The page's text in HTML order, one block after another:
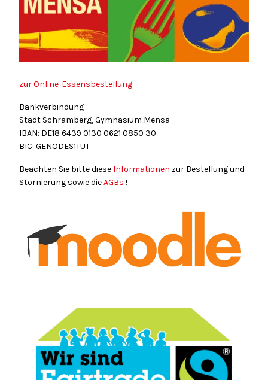
zur Online-Essensbestellung
Bankverbindung
Stadt Schramberg, Gymnasium Mensa
IBAN: DE18 6439 0130 0621 0850 30
BIC: GENODES1TUT
Beachten Sie bitte diese Informationen zur Bestellung und
Stornierung sowie dieAGBs !